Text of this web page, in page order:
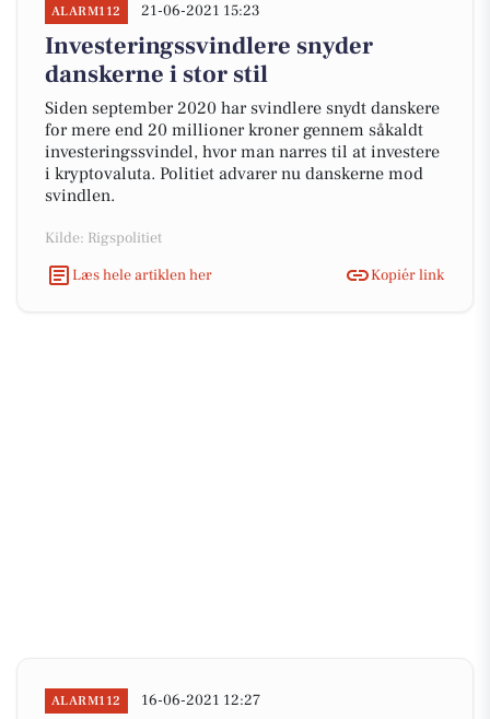
ALARM112 21-06-2021 15:23
Investeringssvindlere snyder
danskerne i stor stil
Siden september 2020 har svindlere snydt danskere
for mere end 20 millioner kroner gennem såkaldt
investeringssvindel, hvor man narres til at investere
i kryptovaluta. Politiet advarer nu danskerne mod
svindlen.
Kilde: Rigspolitiet
Læs hele artiklen her
Kopiér link
ALARM112 16-06-2021 12:27